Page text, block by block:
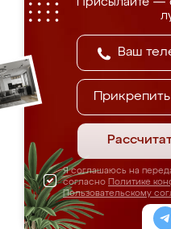
Я соглашаюсь на
согласно Политике
Пользовательскому